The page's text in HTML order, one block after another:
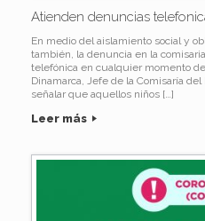
Atienden denuncias
En medio del aislamiento social y
también, la denuncia en la
telefónica en cualquier momento
Dinamarca, Jefe de la Comisaría
señalar que aquellos niños […]
Leer más